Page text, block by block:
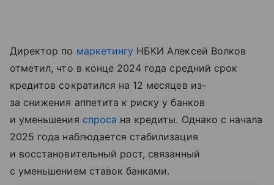
Директор по маркетингу НБКИ Алексей Волков
отметил, что в конце 2024 года средний срок
кредитов сократился на 12 месяцев из-
за снижения аппетита к риску у банков
и уменьшения спроса на кредиты. Однако с начала
2025 года наблюдается стабилизация
и восстановительный рост, связанный
с уменьшением ставок банками.